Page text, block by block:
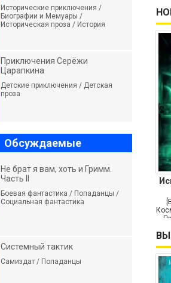
Исторические приключения /
Биографии и Мемуары /
Историческая проза / История
Приключения Серёжи
Царапкина
Детские приключения / Детская
проза
Обсуждаемые
Не брат я вам, хоть и Гримм.
Часть II
Боевая фантастика / Попаданцы /
Социальная фантастика
Системный тактик
Самиздат / Попаданцы